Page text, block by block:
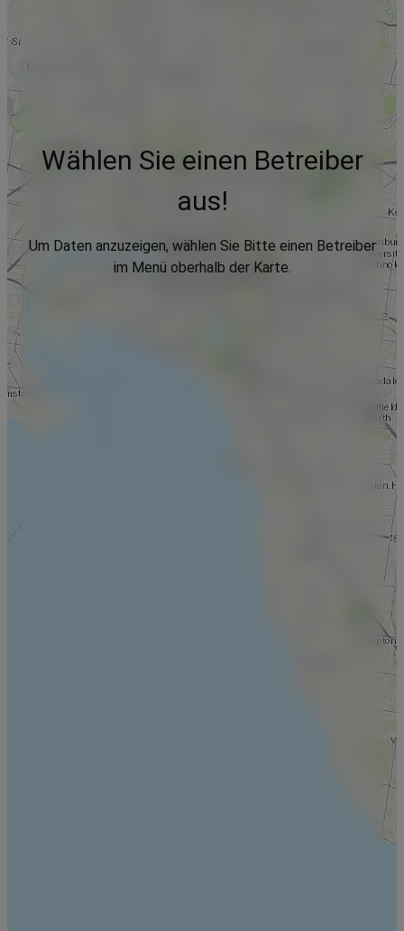
Wählen Sie einen Betreiber
aus!
Um Daten anzuzeigen, wählen Sie Bitte einen Betreiber
im Menü oberhalb der Karte.